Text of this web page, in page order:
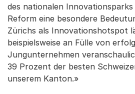
des nationalen
Reform eine besondere
Zürichs als Innovationshotspot
beispielsweise an Fülle von
Jungunternehmen
39 Prozent der besten
unserem Kanton.»